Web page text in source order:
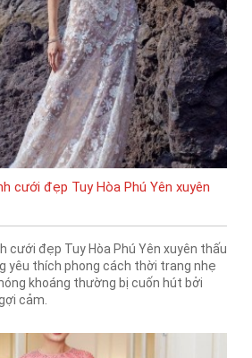
cưới đẹp Tuy Hòa Phú Yên xuyên
cưới đẹp Tuy Hòa Phú Yên xuyên thấu
yêu thích phong cách thời trang nhẹ
khoáng thường bị cuốn hút bởi
cảm.